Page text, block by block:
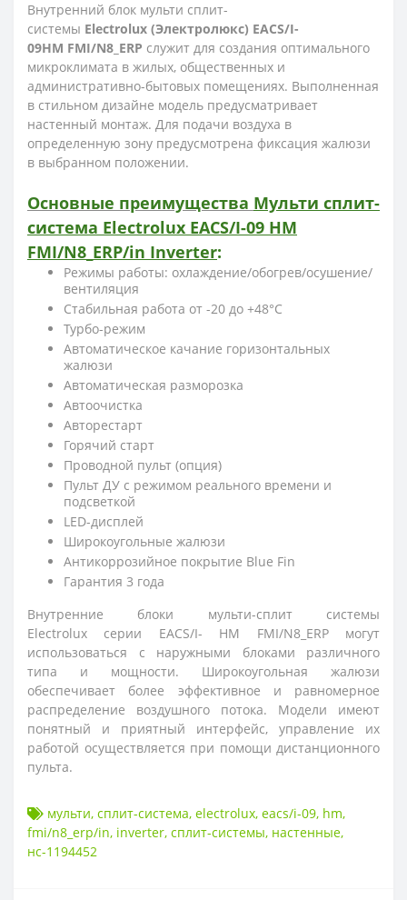
Внутренний блок мульти сплит-
системы Electrolux (Электролюкс) EACS/I-
09HM FMI/N8_ ERP служит для создания оптимального
микроклимата в жилых, общественных и
административно-бытовых помещениях. Выполненная
в стильном дизайне модель предусматривает
настенный монтаж. Для подачи воздуха в
определенную зону предусмотрена фиксация жалюзи
в выбранном положении.
Основные преимущества Мульти сплит-
система Electrolux EACS/I-09 HM
FMI/N8_ERP/in Inverter:
Режимы работы: охлаждение/обогрев/осушение/
вентиляция
Стабильная работа от -20 до +48°С
Турбо-режим
Автоматическое качание горизонтальных
жалюзи
Автоматическая разморозка
Автоочистка
Авторестарт
Горячий старт
Проводной пульт (опция)
Пульт ДУ с режимом реального времени и
подсветкой
LED-дисплей
Широкоугольные жалюзи
Антикоррозийное покрытие Blue Fin
Гарантия 3 года
Внутренние блоки мульти-сплит системы
Electrolux
серии EACS/I-
HM FMI/N8_ERP могут
использоваться с наружными блоками различного
типа и мощности. Широкоугольная жалюзи
обеспечивает более эффективное и равномерное
распределение воздушного потока. Модели имеют
понятный и приятный интерфейс, управление их
работой осуществляется при помощи дистанционного
пульта.
мульти, сплит-система, electrolux, eacs/i-09, hm,
fmi/n8_erp/in, inverter, сплит-системы, настенные,
нс-1194452